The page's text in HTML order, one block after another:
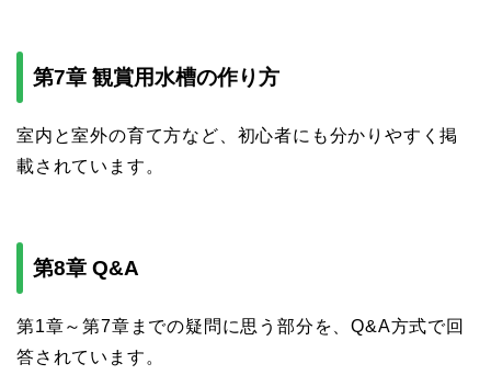
第7章 観賞用水槽の作り方
室内と室外の育て方など、初心者にも分かりやすく掲
載されています。
第8章 Q&A
第1章～第7章までの疑問に思う部分を、Q&A方式で回
答されています。